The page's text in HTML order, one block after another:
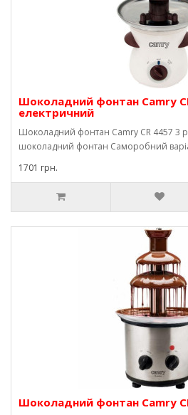
Шоколадний фонтан Camry
електричний
Шоколадний фонтан Camry CR 4457 3
шоколадний фонтан Саморобний
1701 грн.
Шоколадний фонтан Camry